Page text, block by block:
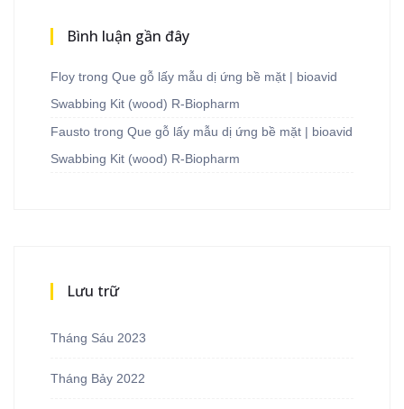
Bình luận gần đây
Floy trong Que gỗ lấy mẫu dị ứng bề mặt | bioavid
Swabbing Kit (wood) R-Biopharm
Fausto trong Que gỗ lấy mẫu dị ứng bề mặt | bioavid
Swabbing Kit (wood) R-Biopharm
Lưu trữ
Tháng Sáu 2023
Tháng Bảy 2022